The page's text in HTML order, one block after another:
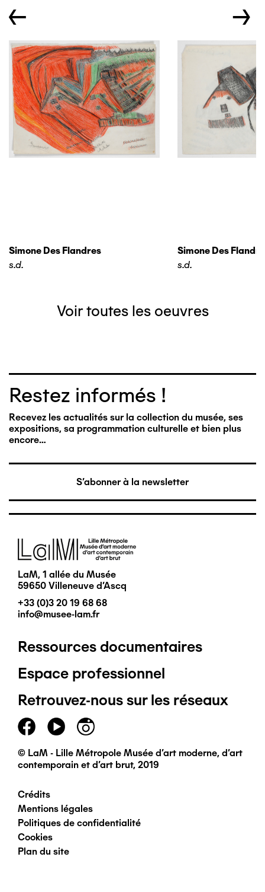
← →
Simone Des Flandres
s.d.
Simone Des
s.d.
Voir toutes les oeuvres
Restez informés !
Recevez les actualités sur la collection du musée, ses
expositions, sa programmation culturelle et bien plus
encore…
S'abonner à la newsletter
Image
LaM, 1 allée du Musée
59650 Villeneuve d'Ascq
+33 (0)3 20 19 68 68
info@musee-lam.fr
Pied
de
page
principal
Ressources documentaires
Espace professionnel
Retrouvez-nous sur les réseaux
© LaM - Lille Métropole Musée d'art moderne, d'art
contemporain et d'art brut, 2019
Pied
de
page
Crédits
Mentions légales
Politiques de confidentialité
Cookies
Plan du site